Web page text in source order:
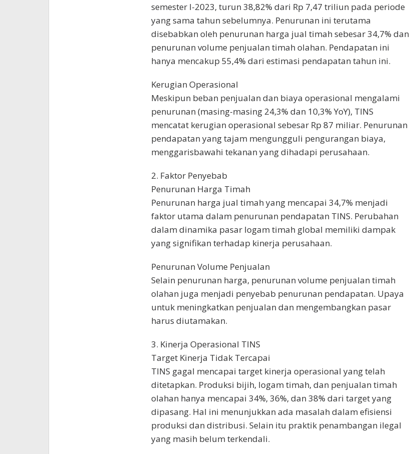
semester I-2023, turun 38,82% dari Rp 7,47 triliun pada periode
yang sama tahun sebelumnya. Penurunan ini terutama
disebabkan oleh penurunan harga jual timah sebesar 34,7% dan
penurunan volume penjualan timah olahan. Pendapatan ini
hanya mencakup 55,4% dari estimasi pendapatan tahun ini.
Kerugian Operasional
Meskipun beban penjualan dan biaya operasional mengalami
penurunan (masing-masing 24,3% dan 10,3% YoY), TINS
mencatat kerugian operasional sebesar Rp 87 miliar. Penurunan
pendapatan yang tajam mengungguli pengurangan biaya,
menggarisbawahi tekanan yang dihadapi perusahaan.
2. Faktor Penyebab
Penurunan Harga Timah
Penurunan harga jual timah yang mencapai 34,7% menjadi
faktor utama dalam penurunan pendapatan TINS. Perubahan
dalam dinamika pasar logam timah global memiliki dampak
yang signifikan terhadap kinerja perusahaan.
Penurunan Volume Penjualan
Selain penurunan harga, penurunan volume penjualan timah
olahan juga menjadi penyebab penurunan pendapatan. Upaya
untuk meningkatkan penjualan dan mengembangkan pasar
harus diutamakan.
3. Kinerja Operasional TINS
Target Kinerja Tidak Tercapai
TINS gagal mencapai target kinerja operasional yang telah
ditetapkan. Produksi bijih, logam timah, dan penjualan timah
olahan hanya mencapai 34%, 36%, dan 38% dari target yang
dipasang. Hal ini menunjukkan ada masalah dalam efisiensi
produksi dan distribusi. Selain itu praktik penambangan ilegal
yang masih belum terkendali.